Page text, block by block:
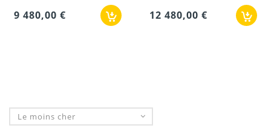
9 480,00 € 12 480,00 €
Le moins cher